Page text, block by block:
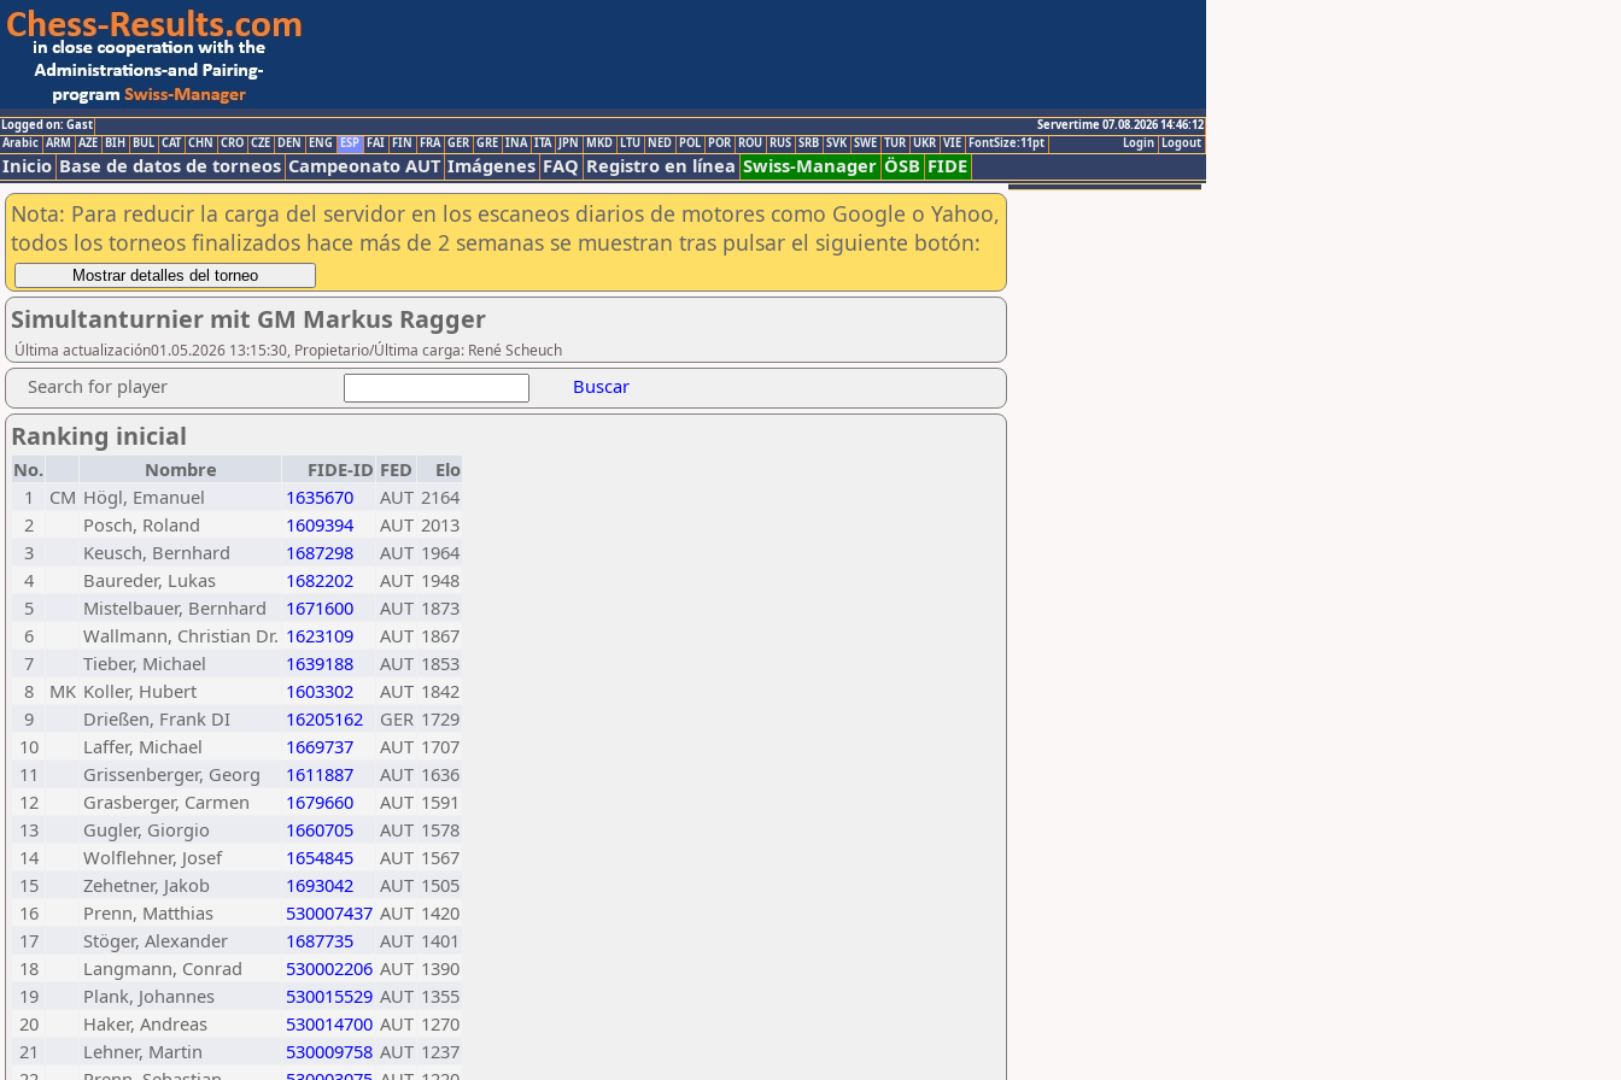
Logged on: Gast
Servertime 07.08.2026 14:46:12
Logout
Login
Arabic ARM AZE BIH BUL CAT CHN CRO CZE DEN ENG ESP FAI FIN FRA GER GRE INA ITA JPN MKD LTU NED POL POR ROU RUS SRB SVK SWE TUR UKR VIE FontSize:11pt
Inicio Base de datos de torneos Campeonato AUT Imágenes FAQ Registro en línea Swiss-Manager ÖSB FIDE
Nota: Para reducir la carga del servidor en los escaneos diarios de motores como Google o Yahoo,
todos los torneos finalizados hace más de 2 semanas se muestran tras pulsar el siguiente botón:
Simultanturnier mit GM Markus Ragger
Última actualización01.05.2026 13:15:30, Propietario/Última carga: René Scheuch
Search for player Buscar
Ranking inicial
No. Nombre FIDE-ID FED
Elo
1
CM Högl, Emanuel 1635670 AUT 2164
2
Posch, Roland 1609394 AUT 2013
3
Keusch, Bernhard 1687298 AUT 1964
4
Baureder, Lukas 1682202 AUT 1948
5
Mistelbauer, Bernhard 1671600 AUT 1873
6
Wallmann, Christian Dr. 1623109 AUT 1867
7
Tieber, Michael 1639188 AUT 1853
8
MK Koller, Hubert 1603302 AUT 1842
9
Drießen, Frank DI 16205162 GER 1729
10
Laffer, Michael 1669737 AUT 1707
11
Grissenberger, Georg 1611887 AUT 1636
12
Grasberger, Carmen 1679660 AUT 1591
13
Gugler, Giorgio 1660705 AUT 1578
14
Wolflehner, Josef 1654845 AUT 1567
15
Zehetner, Jakob 1693042 AUT 1505
16
Prenn, Matthias 530007437 AUT 1420
17
Stöger, Alexander 1687735 AUT 1401
18
Langmann, Conrad 530002206 AUT 1390
19
Plank, Johannes 530015529 AUT 1355
20
Haker, Andreas 530014700 AUT 1270
21
Lehner, Martin 530009758 AUT 1237